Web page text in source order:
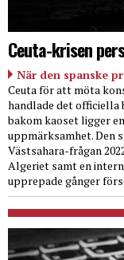
Ceuta-krisen
När den spanske
Ceuta för att möta
handlade det officiella
bakom kaoset ligger
uppmärksamhet. Den
Västsahara-frågan
Algeriet samt en
upprepade gånger